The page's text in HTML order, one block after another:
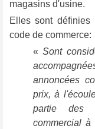
magasins d'usine.
Elles sont
code de commerce:
«Sont
annoncées
prix, à
partie des
commercial